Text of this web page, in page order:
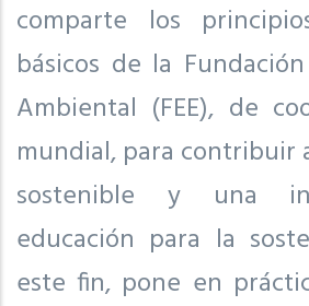
comparte los
básicos de la
Ambiental (FEE), de
mundial, para contribuir
sostenible y una
educación para la
este fin, pone en